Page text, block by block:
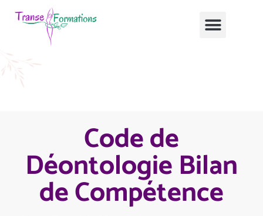
Code de
Déontologie Bilan
de Compétence